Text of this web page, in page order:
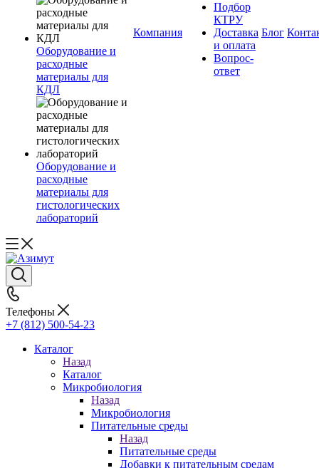
Оборудование и
расходные
материалы для
КДЛ
Оборудование и
расходные
материалы для
гистологических
лабораторий
Компания
Подбор
КТРУ
Доставка
и оплата
Вопрос-
ответ
Блог
Телефоны
+7 (812) 500-54-23
Каталог
Назад
Каталог
Микробиология
Назад
Микробиология
Питательные среды
Назад
Питательные среды
Добавки к питательным средам